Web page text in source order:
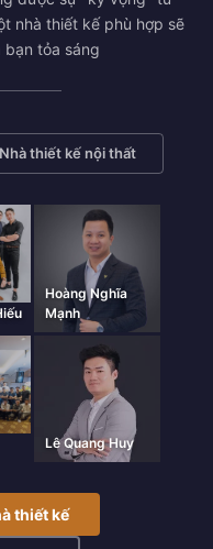
nhà thiết kế phù hợp sẽ
bạn tỏa sáng
Nhà thiết kế nội thất
Hoàng Nghĩa
Mạnh
Lê Quang Huy
thiết kế